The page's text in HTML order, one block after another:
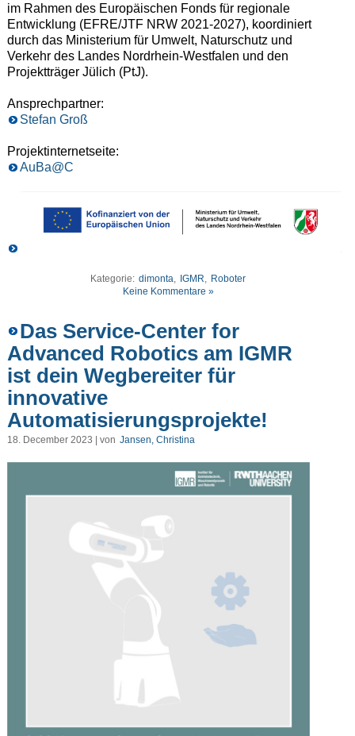
im Rahmen des Europäischen Fonds für regionale
Entwicklung (EFRE/JTF NRW 2021-2027), koordiniert
durch das Ministerium für Umwelt, Naturschutz und
Verkehr des Landes Nordrhein-Westfalen und den
Projektträger Jülich (PtJ).
Ansprechpartner:
Stefan Groß
Projektinternetseite:
AuBa@C
Kategorie: dimonta IGMR
Roboter
Keine Kommentare »
Das Service-Center for
Advanced Robotics am IGMR
ist dein Wegbereiter für
innovative
Automatisierungsprojekte!
18. December 2023 | von Jansen, Christina